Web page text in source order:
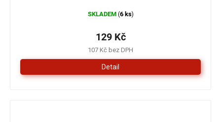
SKLADEM (6 ks)
107 Kč bez DPH
129 Kč
Detail